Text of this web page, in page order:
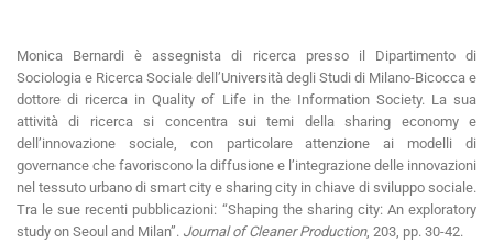
Monica Bernardi è assegnista di ricerca presso il Dipartimento di
Sociologia e Ricerca Sociale dell’Università degli Studi di Milano-Bicocca e
dottore di ricerca in Quality of Life in the Information Society. La sua
attività di ricerca si concentra sui temi della sharing economy e
dell’innovazione sociale, con particolare attenzione ai modelli di
governance che favoriscono la diffusione e l’integrazione delle innovazioni
nel tessuto urbano di smart city e sharing city in chiave di sviluppo sociale.
Tra le sue recenti pubblicazioni: “Shaping the sharing city: An exploratory
study on Seoul and Milan”. Journal of Cleaner Production, 203, pp. 30-42.